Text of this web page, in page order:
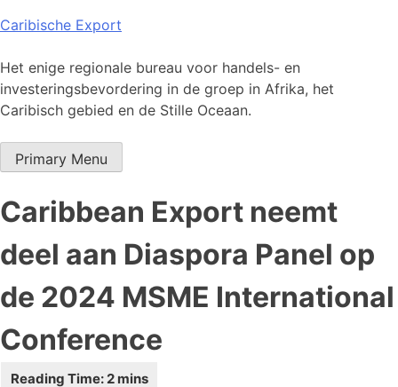
Skip
content
Caribische Export
Het enige regionale bureau voor handels- en
investeringsbevordering in de groep in Afrika, het
Caribisch gebied en de Stille Oceaan.
Primary Menu
Caribbean Export neemt
deel aan Diaspora Panel op
de 2024 MSME International
Conference